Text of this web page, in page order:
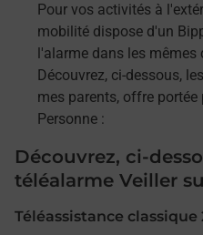
Pour vos activités à
mobilité dispose d'un
l'alarme dans les
Découvrez, ci-dessous,
mes parents, offre
Personne :
Découvrez, ci-
téléalarme Veiller
Téléassistance classique